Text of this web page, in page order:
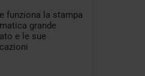
funziona la stampa
grande
e le sue